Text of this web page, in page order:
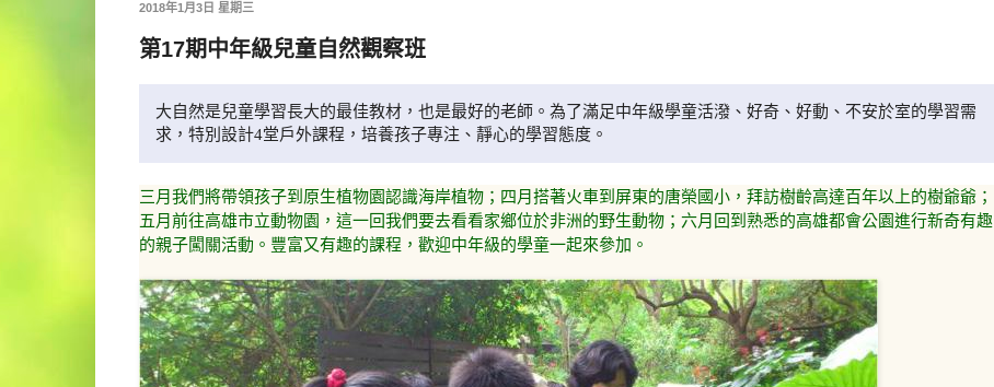
2018年1月3日 星期三
第17期中年級兒童自然觀察班
大自然是兒童學習長大的最佳教材，也是最好的老師。為了滿足中年級學童活潑、好奇、好動、不安於室的學習需
求，特別設計4堂戶外課程，培養孩子專注、靜心的學習態度。
三月我們將帶領孩子到原生植物園認識海岸植物；四月搭著火車到屏東的唐榮國小，拜訪樹齡高達百年以上的樹爺爺；
五月前往高雄市立動物園，這一回我們要去看看家鄉位於非洲的野生動物；六月回到熟悉的高雄都會公園進行新奇有趣
的親子闖關活動。豐富又有趣的課程，歡迎中年級的學童一起來參加。